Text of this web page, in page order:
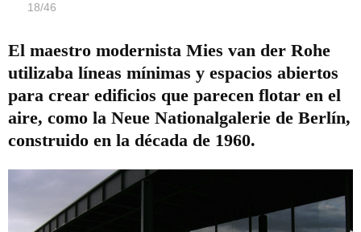
18/46
El maestro modernista Mies van der Rohe
utilizaba líneas mínimas y espacios abiertos
para crear edificios que parecen flotar en el
aire, como la Neue Nationalgalerie de Berlín,
construido en la década de 1960.